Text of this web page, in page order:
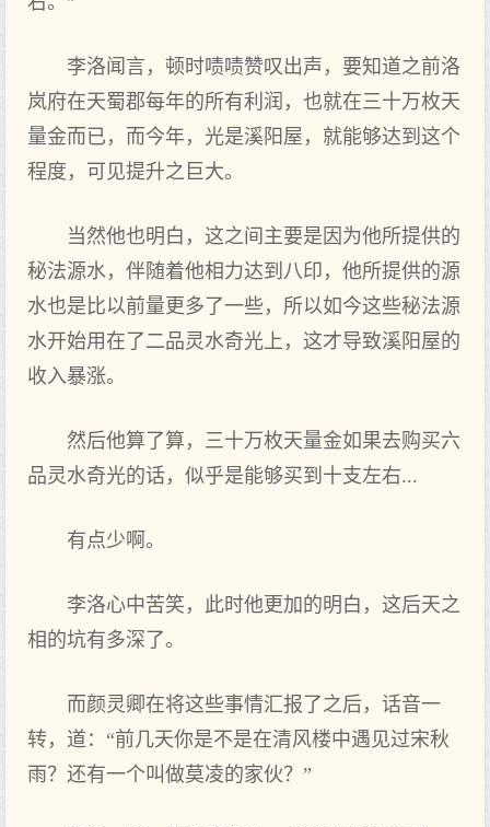
李洛闻言，顿时啧啧赞叹出声，要知道之前洛
岚府在天蜀郡每年的所有利润，也就在三十万枚天
量金而已，而今年，光是溪阳屋，就能够达到这个
程度，可见提升之巨大。
当然他也明白，这之间主要是因为他所提供的
秘法源水，伴随着他相力达到八印，他所提供的源
水也是比以前量更多了一些，所以如今这些秘法源
水开始用在了二品灵水奇光上，这才导致溪阳屋的
收入暴涨。
然后他算了算，三十万枚天量金如果去购买六
品灵水奇光的话，似乎是能够买到十支左右...
有点少啊。
李洛心中苦笑，此时他更加的明白，这后天之
相的坑有多深了。
而颜灵卿在将这些事情汇报了之后，话音一
转，道：“前几天你是不是在清风楼中遇见过宋秋
雨？还有一个叫做莫凌的家伙？”